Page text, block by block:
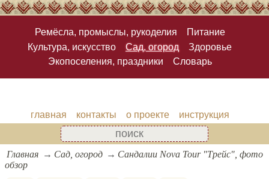
Ремёсла, промыслы, рукоделия
Питание
Культура, искусство
Сад, огород
Здоровье
Экопоселения, праздники
Словарь
главная контакты о проекте инструкция
Главная Сад, огород
Сандалии Nova Tour "Трейс", фото
обзор